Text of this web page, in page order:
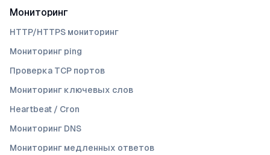
Мониторинг
HTTP/HTTPS мониторинг
Мониторинг ping
Проверка TCP портов
Мониторинг ключевых слов
Heartbeat / Cron
Мониторинг DNS
Мониторинг медленных ответов